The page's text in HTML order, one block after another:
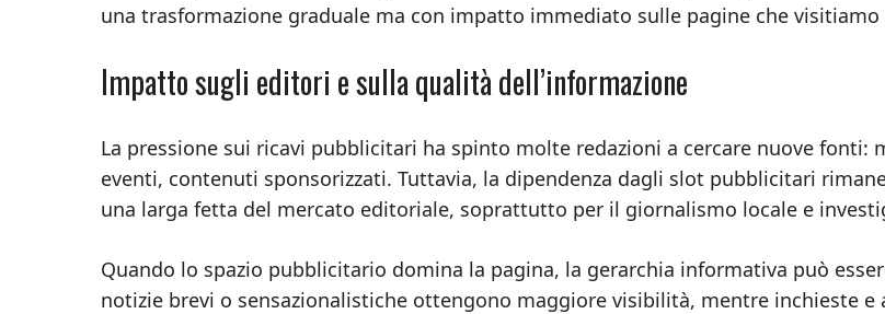
una trasformazione graduale ma con impatto immediato sulle pagine che
Impatto sugli editori e sulla qualità dell’informazione
La pressione sui ricavi pubblicitari ha spinto molte redazioni a cercare nuove fonti:
eventi, contenuti sponsorizzati. Tuttavia, la dipendenza dagli slot pubblicitari
una larga fetta del mercato editoriale, soprattutto per il giornalismo locale e
Quando lo spazio pubblicitario domina la pagina, la gerarchia informativa può
notizie brevi o sensazionalistiche ottengono maggiore visibilità, mentre inchieste e